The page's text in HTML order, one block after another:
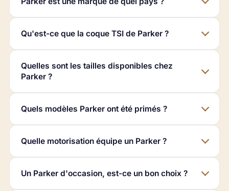
Qu'est-ce que la coque TSI de Parker ?
Quelles sont les tailles disponibles chez
Parker ?
Quels modèles Parker ont été primés ?
Quelle motorisation équipe un Parker ?
Un Parker d'occasion, est-ce un bon choix ?